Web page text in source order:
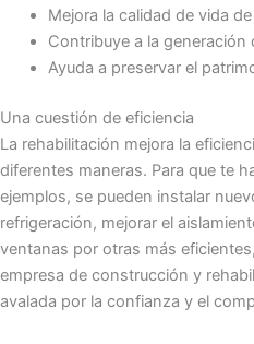
Mejora la calidad de vida
Contribuye a la generación
Ayuda a preservar el
Una cuestión de eficiencia
La rehabilitación mejora la
diferentes maneras. Para que te
ejemplos, se pueden instalar
refrigeración, mejorar el
ventanas por otras más
empresa de construcción y
avalada por la confianza y el